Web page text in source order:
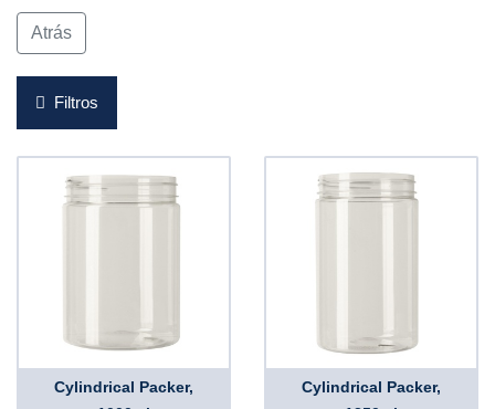
Atrás
Filtros
Cylindrical Packer,
Cylindrical Packer,